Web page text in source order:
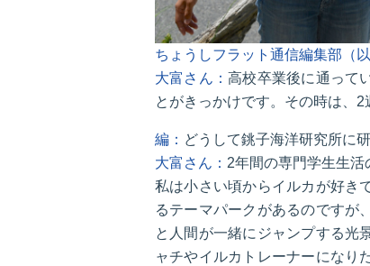
ちょうしフラット通信編集部（
大富さん：高校卒業後に通って
とがきっかけです。その時は、2
編： どうして銚子海洋研究所に
大富さん： 2年間の専門学生生活
私は小さい頃からイルカが好き
るテーマパークがあるのですが
と人間が一緒にジャンプする光
ャチやイルカトレーナーになり